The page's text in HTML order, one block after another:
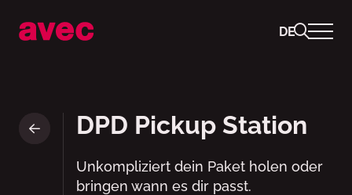
DE
DPD Pickup Station
Unkompliziert dein Paket holen oder
bringen wann es dir passt.